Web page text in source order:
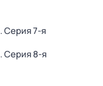
. Серия 7-я
. Серия 8-я